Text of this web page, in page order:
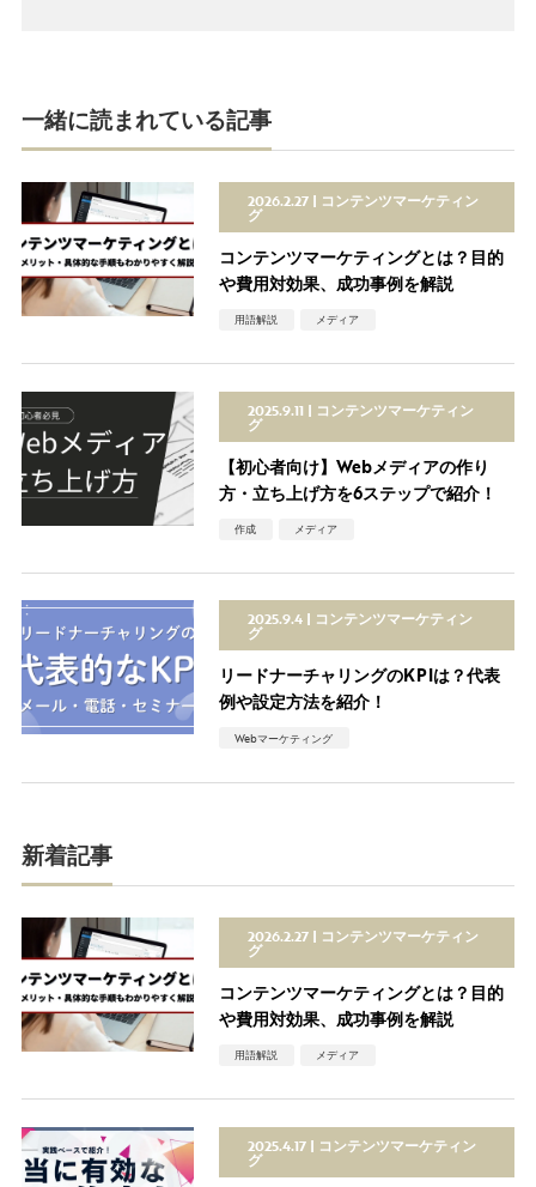
一緒に読まれている記事
2026.2.27 コンテンツマーケティン
グ
コンテンツマーケティングとは？目的
や費用対効果、成功事例を解説
用語解説 メディア
2025.9.11 コンテンツマーケティン
グ
【初心者向け】Webメディアの作り
方・立ち上げ方を6ステップで紹介！
作成 メディア
2025.9.4 コンテンツマーケティン
グ
リードナーチャリングのKPIは？代表
例や設定方法を紹介！
Webマーケティング
新着記事
2026.2.27 コンテンツマーケティン
グ
コンテンツマーケティングとは？目的
や費用対効果、成功事例を解説
用語解説 メディア
2025.4.17 コンテンツマーケティン
グ